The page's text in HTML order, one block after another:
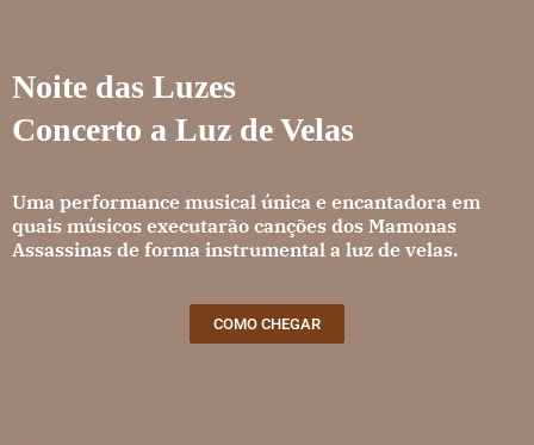
Noite das Luzes
Concerto a Luz de Velas
Uma performance musical única e encantadora em
quais músicos executarão canções dos Mamonas
Assassinas de forma instrumental a luz de velas.
COMO CHEGAR